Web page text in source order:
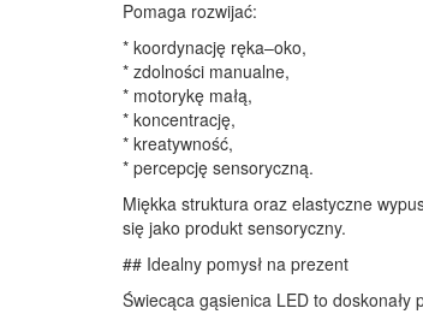
Pomaga rozwijać:
* koordynację ręka–oko,
* zdolności manualne,
* motorykę małą,
* koncentrację,
* kreatywność,
* percepcję sensoryczną.
Miękka struktura oraz elastyczne
się jako produkt sensoryczny.
## Idealny pomysł na prezent
Świecąca gąsienica LED to doskonały